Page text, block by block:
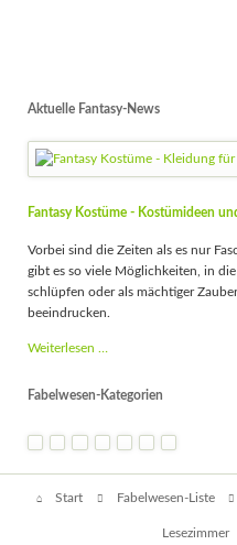
Aktuelle Fantasy-News
Fantasy Kostüme - Kostümideen
Vorbei sind die Zeiten als es nur
gibt es so viele Möglichkeiten, in
schlüpfen oder als mächtiger
beeindrucken.
Weiterlesen …
-
Gelegenheiten
Fabelwesen-Kategorien
Start Fabelwesen-Liste
Lesezimmer